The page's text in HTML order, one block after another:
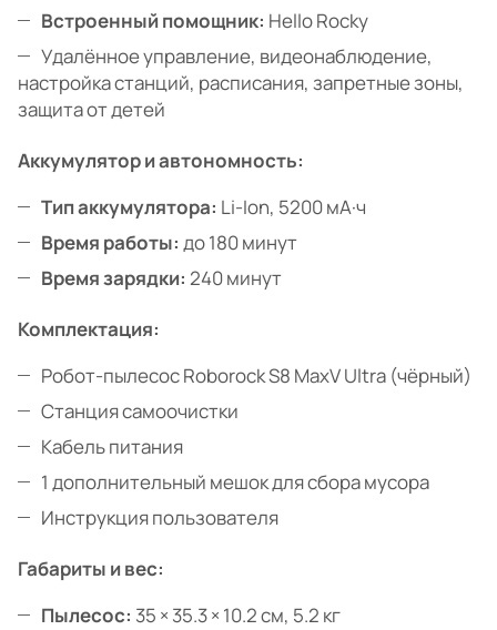
Встроенный помощник: Hello Rocky
Удалённое управление, видеонаблюдение,
настройка станций, расписания, запретные зоны,
защита от детей
Аккумулятор и автономность:
Тип аккумулятора: Li-Ion, 5200 мА·ч
Время работы: до 180 минут
Время зарядки: 240 минут
Комплектация:
Робот-пылесос Roborock S8 MaxV Ultra (чёрный)
Станция самоочистки
Кабель питания
1 дополнительный мешок для сбора мусора
Инструкция пользователя
Габариты и вес:
Пылесос: 35 × 35.3 × 10.2 см, 5.2 кг